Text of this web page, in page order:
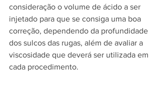
consideração o volume de ácido a ser
injetado para que se consiga uma boa
correção, dependendo da profundidade
dos sulcos das rugas, além de avaliar a
viscosidade que deverá ser utilizada em
cada procedimento.